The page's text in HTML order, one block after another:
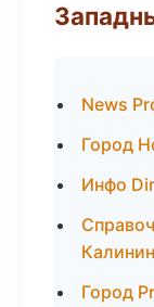
News
Город
Инфо
Город